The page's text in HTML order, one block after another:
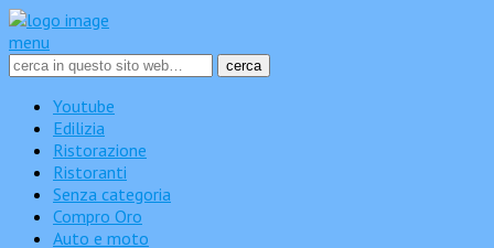
menu
Youtube
Edilizia
Ristorazione
Ristoranti
Senza categoria
Compro Oro
Auto e moto